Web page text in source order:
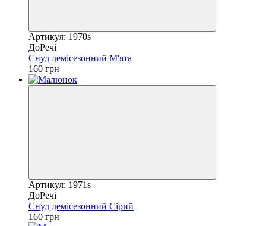
Артикул: 1970s
ДоРечі
Снуд демісезонний М'ята
160 грн
Артикул: 1971s
ДоРечі
Снуд демісезонний Сірий
160 грн